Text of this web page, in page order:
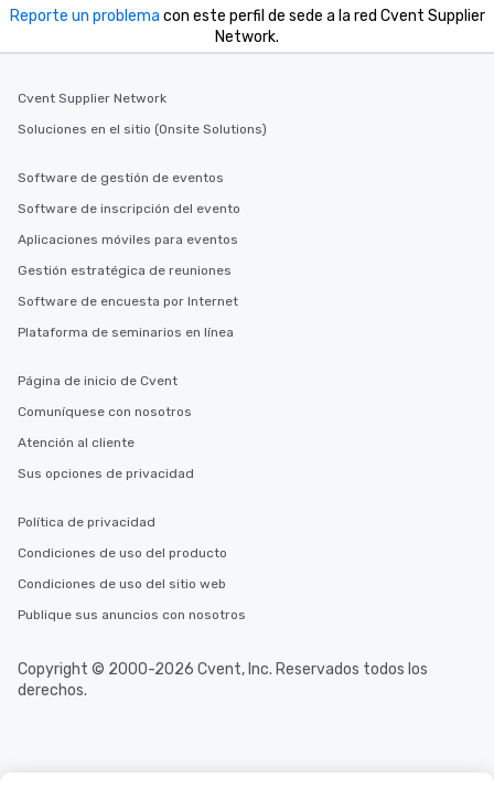
Reporte un problema con este perfil de sede a la red Cvent Supplier
Network.
Cvent Supplier Network
Soluciones en el sitio (Onsite Solutions)
Software de gestión de eventos
Software de inscripción del evento
Aplicaciones móviles para eventos
Gestión estratégica de reuniones
Software de encuesta por Internet
Plataforma de seminarios en línea
Página de inicio de Cvent
Comuníquese con nosotros
Atención al cliente
Sus opciones de privacidad
Política de privacidad
Condiciones de uso del producto
Condiciones de uso del sitio web
Publique sus anuncios con nosotros
Copyright © 2000-2026 Cvent, Inc. Reservados todos los
derechos.